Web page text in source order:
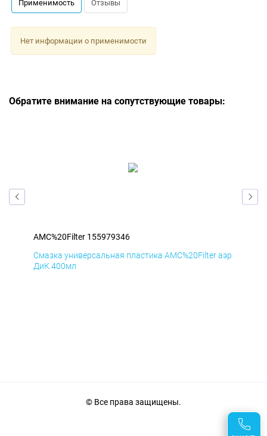
Применимость Отзывы
Нет информации о применимости
Обратите внимание на сопутствующие товары:
AMC%20Filter 155979346
Смазка универсальная пластика AMC%20Filter аэр
ДиК 400мл
© Все права защищены.